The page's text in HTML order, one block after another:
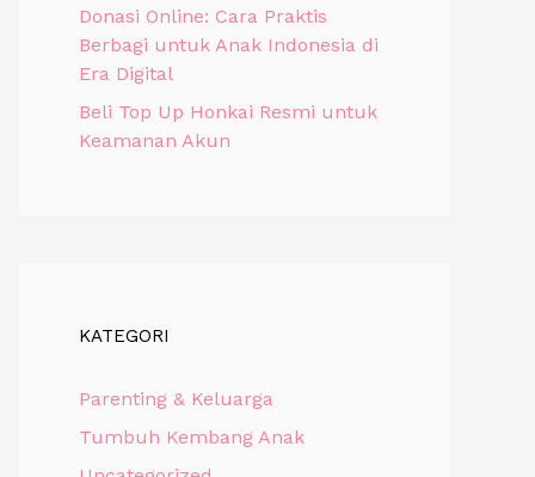
Donasi Online: Cara Praktis
Berbagi untuk Anak Indonesia di
Era Digital
Beli Top Up Honkai Resmi untuk
Keamanan Akun
KATEGORI
Parenting & Keluarga
Tumbuh Kembang Anak